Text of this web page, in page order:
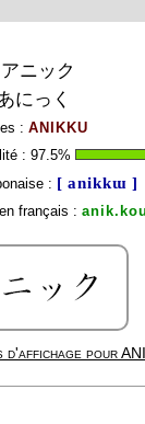
アニック
にっく
: ANIKKU
: 97.5%
: [ anikkɯ ]
français : anik.kou
d'affichage pour